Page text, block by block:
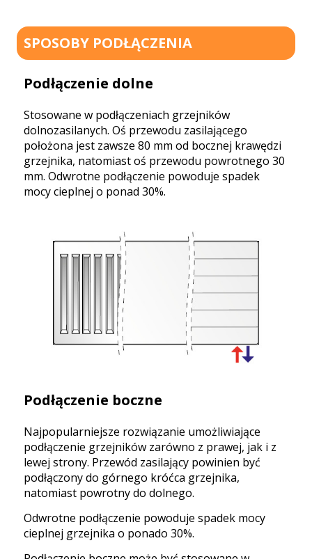
SPOSOBY PODŁĄCZENIA
Podłączenie dolne
Stosowane w podłączeniach grzejników
dolnozasilanych. Oś przewodu zasilającego
położona jest zawsze 80 mm od bocznej krawędzi
grzejnika, natomiast oś przewodu powrotnego 30
mm. Odwrotne podłączenie powoduje spadek
mocy cieplnej o ponad 30%.
Podłączenie boczne
Najpopularniejsze rozwiązanie umożliwiające
podłączenie grzejników zarówno z prawej, jak i z
lewej strony. Przewód zasilający powinien być
podłączony do górnego króćca grzejnika,
natomiast powrotny do dolnego.
Odwrotne podłączenie powoduje spadek mocy
cieplnej grzejnika o ponado 30%.